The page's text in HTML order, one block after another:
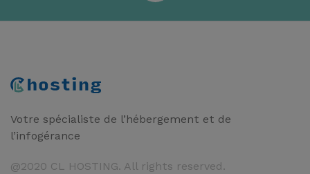
Votre spécialiste de l’hébergement et de
l’infogérance
@2020 CL HOSTING. All rights reserved.